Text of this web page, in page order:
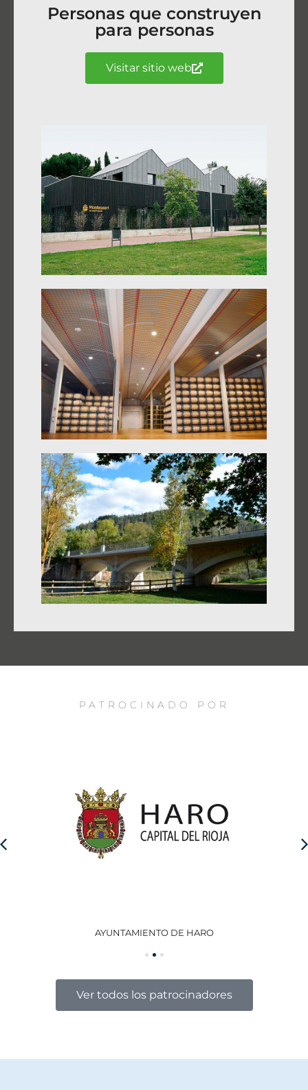
Personas que construyen
para personas
Visitar sitio web
PATROCINADO POR
AYUNTAMIENTO DE HARO
Ver todos los patrocinadores